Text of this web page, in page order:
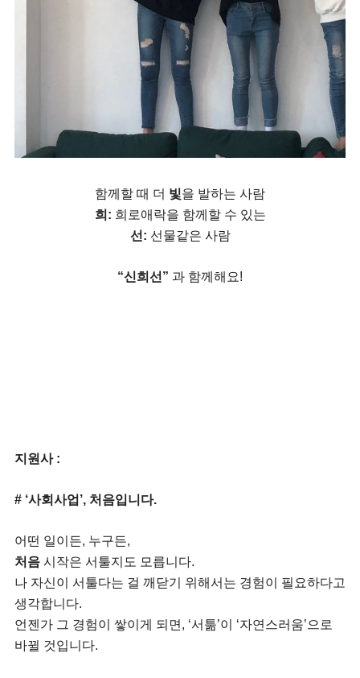
함께할 때 더 빛을 발하는 사람
희: 희로애락을 함께할 수 있는
선: 선물같은 사람
“신희선” 과 함께해요!
지원사 :
# ‘사회사업’, 처음입니다.
어떤 일이든, 누구든,
처음 시작은 서툴지도 모릅니다.
나 자신이 서툴다는 걸 깨닫기 위해서는 경험이 필요하다고
생각합니다.
언젠가 그 경험이 쌓이게 되면, ‘서툶’이 ‘자연스러움’으로
바뀔 것입니다.